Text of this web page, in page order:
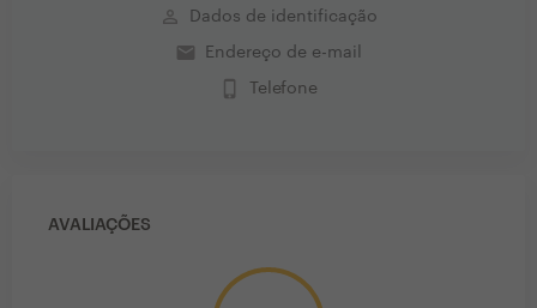
perm_identity Dados de identificação
email Endereço de e-mail
phone_iphone Telefone
AVALIAÇÕES